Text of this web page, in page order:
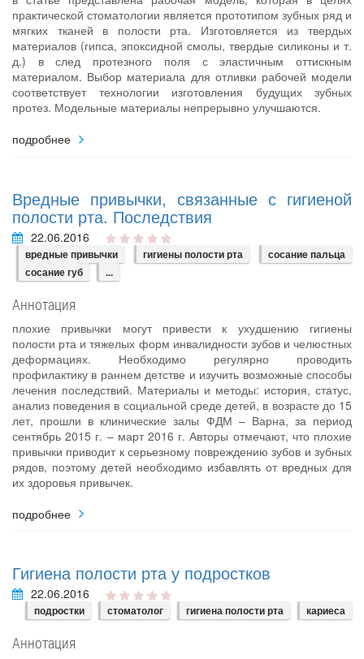
практической стоматологии является прототипом зубных ряд и
мягких тканей в полости рта. Изготовляется из твердых
материалов (гипса, эпоксидной смолы, твердые силиконы и т.
д.) в след протезного поля с эластичным оттискным
материалом. Выбор материала для отливки рабочей модели
соответствует технологии изготовления будущих зубных
протез. Модельные материалы непрерывно улучшаются.
подробнее
Вредные привычки, связанные с гигиеной
полости рта. Последствия
22.06.2016
вредные привычки гигиены полости рта
сосание пальца
сосание губ
...
Аннотация
плохие привычки могут привести к ухудшению гигиены
полости рта и тяжелых форм инвалидности зубов и челюстных
деформациях. Необходимо регулярно проводить
профилактику в раннем детстве и изучить возможные способы
лечения последствий. Материалы и методы: история, статус,
анализ поведения в социальной среде детей, в возрасте до 15
лет, прошли в клинические залы ФДМ – Варна, за период
сентябрь 2015 г. – март 2016 г. Авторы отмечают, что плохие
привычки приводит к серьезному повреждению зубов и зубных
рядов, поэтому детей необходимо избавлять от вредных для
их здоровья привычек.
подробнее
Гигиена полости рта у подростков
22.06.2016
подростки стоматолог гигиена полости рта кариеса
Аннотация